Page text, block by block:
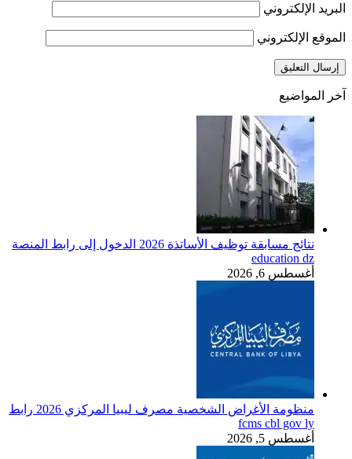
البريد الإلكتروني
الموقع الإلكتروني
آخر المواضيع
نتائج مسابقة توظيف الأساتذة 2026 الدخول إلى رابط المنصة
education dz
أغسطس 6, 2026
منظومة الأغراض الشخصية مصرف ليبيا المركزي 2026 رابط
fcms cbl gov ly
أغسطس 5, 2026